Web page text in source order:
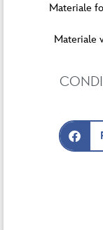
Materiale
Materiale